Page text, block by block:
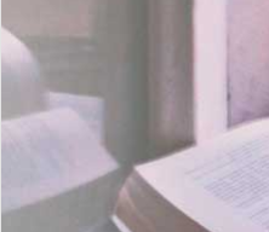
6º AO 9º
Inglês: